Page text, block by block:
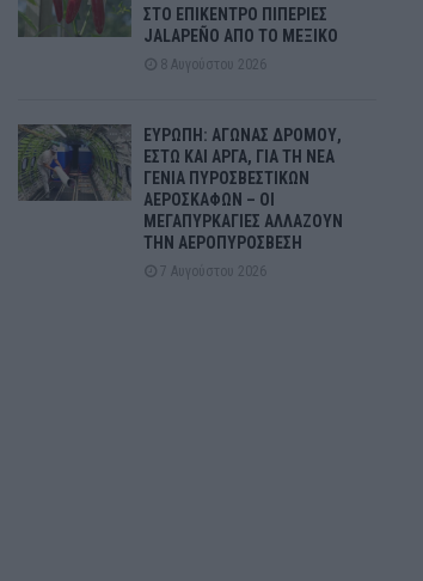
ΣΤΟ ΕΠΙΚΕΝΤΡΟ ΠΙΠΕΡΙΕΣ
JALAPEÑO ΑΠΟ ΤΟ ΜΕΞΙΚΟ
8 Αυγούστου 2026
ΕΥΡΩΠΗ: ΑΓΩΝΑΣ ΔΡΟΜΟΥ,
ΕΣΤΩ ΚΑΙ ΑΡΓΑ, ΓΙΑ ΤΗ ΝΕΑ
ΓΕΝΙΑ ΠΥΡΟΣΒΕΣΤΙΚΩΝ
ΑΕΡΟΣΚΑΦΩΝ – ΟΙ
ΜΕΓΑΠΥΡΚΑΓΙΕΣ ΑΛΛΑΖΟΥΝ
ΤΗΝ ΑΕΡΟΠΥΡΟΣΒΕΣΗ
7 Αυγούστου 2026